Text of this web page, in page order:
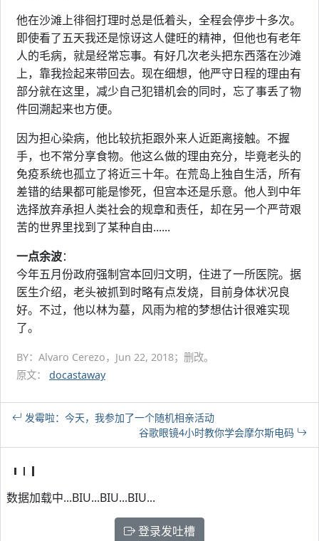
他在沙滩上徘徊打理时总是低着头，全程会停步十多次。
即使看了五天我还是惊讶这人健旺的精神，但他也有老年
人的毛病，就是经常忘事。有好几次老头把东西落在沙滩
上，靠我捡起来带回去。现在细想，他严守日程的理由有
部分就在这里，减少自己犯错机会的同时，忘了事丢了物
件回溯起来也方便。
因为担心染病，他比较抗拒跟外来人近距离接触。不握
手，也不常分享食物。他这么做的理由充分，毕竟老头的
免疫系统也孤立了将近三十年。在荒岛上独自生活，所有
差错的结果都可能是惨死，但宫本还是乐意。他人到中年
选择放弃承担人类社会的规章和责任，却在另一个严苛艰
苦的世界里找到了某种自由......
一点余波：
今年五月份政府强制宫本回归文明，住进了一所医院。据
医生介绍，老头被抓到时略有点发烧，目前身体状况良
好。不过，他以林为墓，风雨为棺的梦想估计很难实现
了。
BY：Alvaro Cerezo，Jun 22, 2018；删改。
原文： docastaway
发霉啦：今天，我参加了一个随机相亲活动
谷歌眼镜4小时教你学会摩尔斯电码
数据加载中...BIU...BIU...BIU...
登录发吐槽